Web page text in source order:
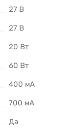
27 В
27 В
20 Вт
60 Вт
400 мА
700 мА
Да